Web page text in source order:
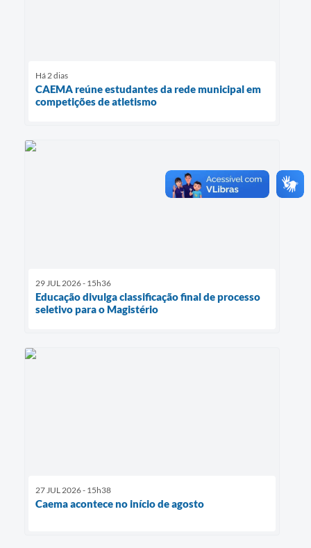
Há 2 dias
CAEMA reúne estudantes da rede municipal em
competições de atletismo
29 JUL 2026 - 15h36
Educação divulga classificação final de processo
seletivo para o Magistério
27 JUL 2026 - 15h38
Caema acontece no início de agosto